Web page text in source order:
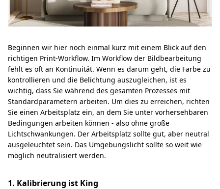
Beginnen wir hier noch einmal kurz mit einem Blick auf den
richtigen Print-Workflow. Im Workflow der Bildbearbeitung
fehlt es oft an Kontinuität. Wenn es darum geht, die Farbe zu
kontrollieren und die Belichtung auszugleichen, ist es
wichtig, dass Sie während des gesamten Prozesses mit
Standardparametern arbeiten. Um dies zu erreichen, richten
Sie einen Arbeitsplatz ein, an dem Sie unter vorhersehbaren
Bedingungen arbeiten können - also ohne große
Lichtschwankungen. Der Arbeitsplatz sollte gut, aber neutral
ausgeleuchtet sein. Das Umgebungslicht sollte so weit wie
möglich neutralisiert werden.
1. Kalibrierung ist King